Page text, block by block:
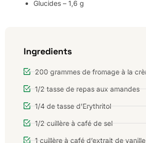
Glucides – 1,6 g
Ingredients
200 grammes de fromage à la
1/2 tasse de repas aux amandes
1/4 de tasse d’Erythritol
1/2 cuillère à café de sel
1 cuillère à café d’extrait de vanille